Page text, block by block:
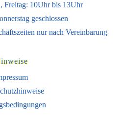
Freitag: 10Uhr bis 13Uhr
geschlossen
nur nach Vereinbarung